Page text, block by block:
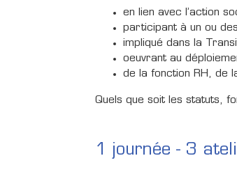
en lien avec l’action
participant à un ou
impliqué dans la
oeuvrant au
de la fonction RH, de
Quels que soit les statuts,
1 journée - 3